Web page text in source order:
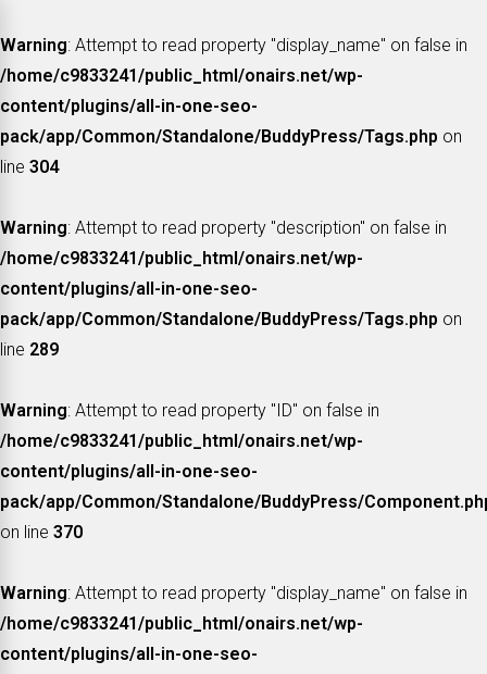
Warning: Attempt to read property "display_name" on false in
/home/c9833241/public_html/onairs.net/wp-
content/plugins/all-in-one-seo-
pack/app/Common/Standalone/BuddyPress/Tags.php on
line 304
Warning: Attempt to read property "description" on false in
/home/c9833241/public_html/onairs.net/wp-
content/plugins/all-in-one-seo-
pack/app/Common/Standalone/BuddyPress/Tags.php on
line 289
Warning: Attempt to read property "ID" on false in
/home/c9833241/public_html/onairs.net/wp-
content/plugins/all-in-one-seo-
pack/app/Common/Standalone/BuddyPress/
on line 370
Warning: Attempt to read property "display_name" on false in
/home/c9833241/public_html/onairs.net/wp-
content/plugins/all-in-one-seo-